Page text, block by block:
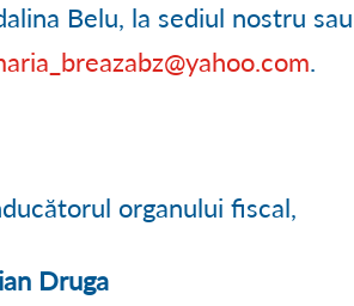
Belu, la sediul nostru
.
organului fiscal,
Druga